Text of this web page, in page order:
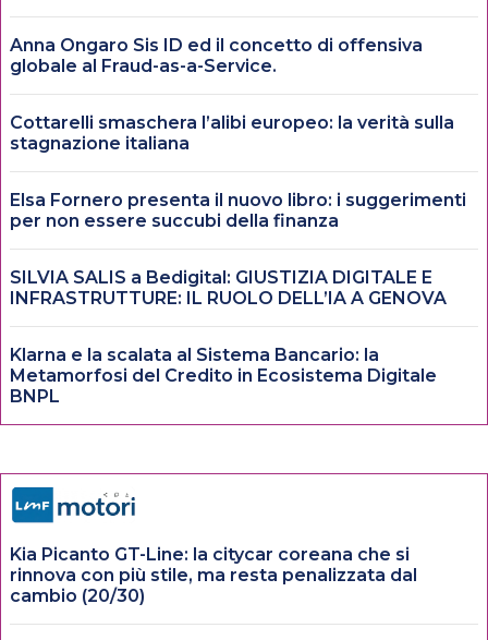
Anna Ongaro Sis ID ed il concetto di offensiva
globale al Fraud-as-a-Service.
Cottarelli smaschera l’alibi europeo: la verità sulla
stagnazione italiana
Elsa Fornero presenta il nuovo libro: i suggerimenti
per non essere succubi della finanza
SILVIA SALIS a Bedigital: GIUSTIZIA DIGITALE E
INFRASTRUTTURE: IL RUOLO DELL’IA A GENOVA
Klarna e la scalata al Sistema Bancario: la
Metamorfosi del Credito in Ecosistema Digitale
BNPL
Kia Picanto GT-Line: la citycar coreana che si
rinnova con più stile, ma resta penalizzata dal
cambio (20/30)